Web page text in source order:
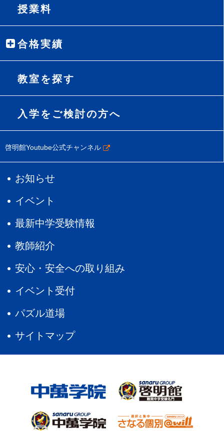
授業料
合格実績
教室を探す
入学をご検討の方へ
啓明館Youtube公式チャンネル
お知らせ
イベント
最新中学受験情報
教師紹介
安心・安全への取り組み
イベント受付
パズル道場
サイトマップ